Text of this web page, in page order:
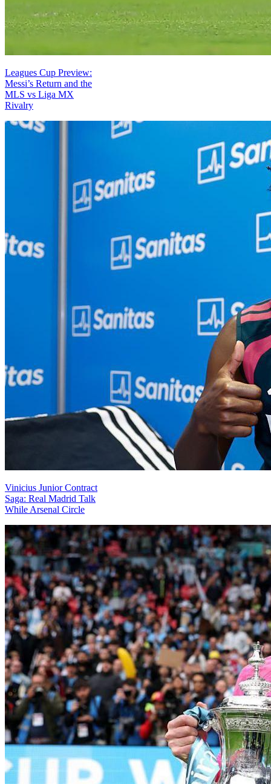
Leagues Cup Preview:
Messi’s Return and the
MLS vs Liga MX
Rivalry
Vinicius Junior Contract
Saga: Real Madrid Talk
While Arsenal Circle